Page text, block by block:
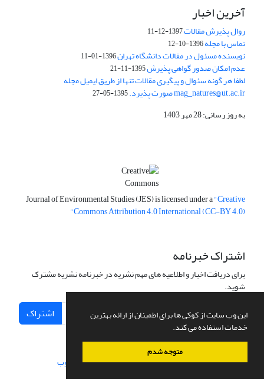
این وب سایت از کوکی ها برای اطمینان از ارائه بهترین
خدمات استفاده می کند.
متوجه شدم
آخرین اخبار
روال پذیرش مقالات1397-12-11
تماس با مجله1396-10-12
نویسنده مسئول در مقالات دانشگاه تهران1396-01-11
عدم امکان صدور گواهی پذیرش1395-11-21
لطفا هر گونه سئوال و پیگیری مقالات تنها از طریق ایمیل مجله
mag_natures@ut.ac.ir صورت پذیرد. 1395-05-27
به روز رسانی: 28 مهر 1403
Journal of Environmental Studies (JES) is licensed under a"Creative
Commons Attribution 4.0 International (CC-BY 4.0)"
اشتراک خبرنامه
برای دریافت اخبار و اطلاعیه های مهم نشریه در خبرنامه نشریه مشترک
شوید.
اشتراک
سامانه مدیریت نشریات علمی.طراحی و پیاده سازی از سیناوب